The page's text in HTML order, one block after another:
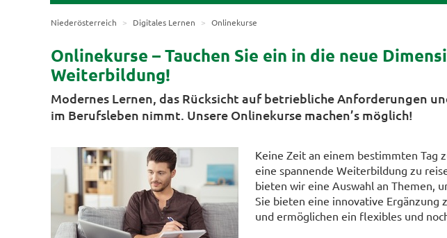
Niederösterreich Digitales Lernen Onlinekurse
Onlinekurse – Tauchen Sie ein in die neue
Weiterbildung!
Modernes Lernen, das Rücksicht auf betriebliche Anforderungen
im Berufsleben nimmt. Unsere Onlinekurse machen’s möglich!
Keine Zeit an einem bestimmten Tag
eine spannende Weiterbildung zu
bieten wir eine Auswahl an Themen,
Sie bieten eine innovative Ergänzung
und ermöglichen ein flexibles und